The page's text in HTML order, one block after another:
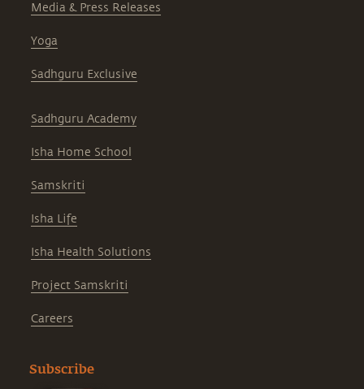
Media & Press Releases
Yoga
Sadhguru Exclusive
Sadhguru Academy
Isha Home School
Samskriti
Isha Life
Isha Health Solutions
Project Samskriti
Careers
Subscribe